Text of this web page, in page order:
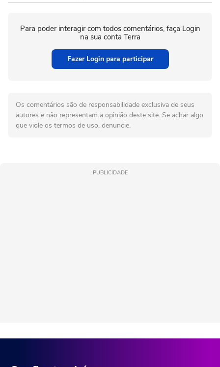
Para poder interagir com todos comentários, faça Login
na sua conta Terra
Fazer Login para participar
Os comentários são de responsabilidade exclusiva de seus
autores e não representam a opinião deste site. Se achar algo
que viole os termos de uso, denuncie.
PUBLICIDADE